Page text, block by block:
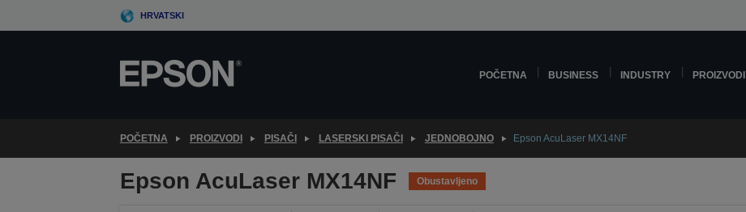
to
HRVATSKI
POČETNA BUSINESS INDUSTRY PROIZVODI
POČETNA PROIZVODI PISAČI LASERSKI PISAČI JEDNOBOJNO Epson AcuLaser MX14NF
Epson AcuLaser MX14NF Obustavljeno